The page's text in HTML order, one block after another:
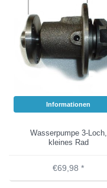
Informationen
Wasserpumpe 3-Loch,
kleines Rad
€69,98 *